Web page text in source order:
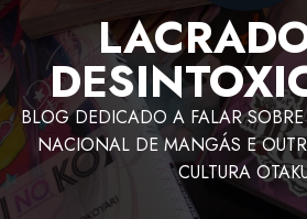
BLOG DEDICADO A FALAR
NACIONAL DE MANGÁS E
CULTURA